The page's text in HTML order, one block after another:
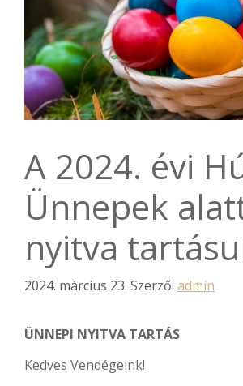
A 2024. évi
Ünnepek
nyitva
2024. március 23. Szerző: admin
ÜNNEPI NYITVA TARTÁS
Kedves Vendégeink!